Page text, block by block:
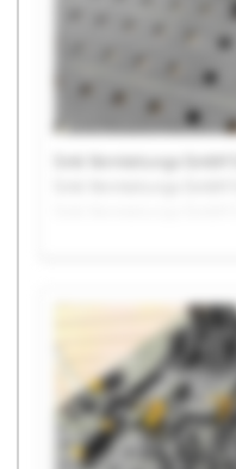
Smk Vermietungs